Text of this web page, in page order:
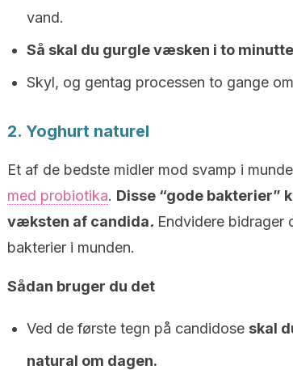
vand.
Så skal du gurgle væsken i to
Skyl, og gentag processen to gange
2. Yoghurt naturel
Et af de bedste midler mod svamp i
med probiotika. Disse “gode bakterier”
væksten af candida. Endvidere bidrager
bakterier i munden.
Sådan bruger du det
Ved de første tegn på candidose skal
natural om dagen.